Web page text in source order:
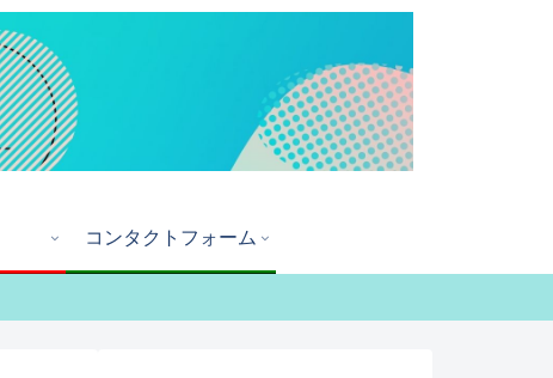
コンタクトフォーム